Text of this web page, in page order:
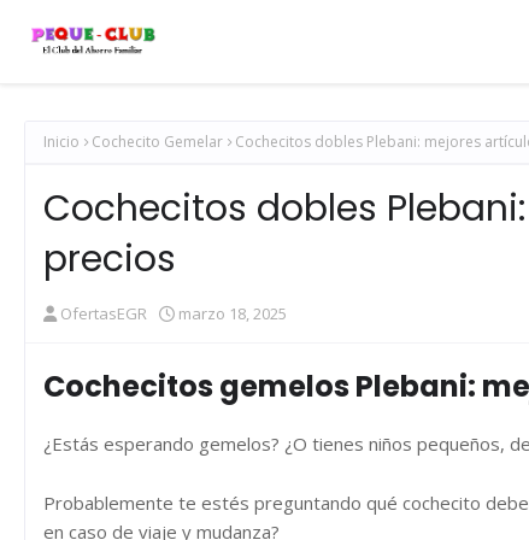
Inicio Cochecito Gemelar Cochecitos dobles Plebani: mejores
Cochecitos dobles
precios
OfertasEGR marzo 18, 2025
Cochecitos gemelos Plebani:
¿Estás esperando gemelos? ¿O tienes niños pequeños,
Probablemente te estés preguntando qué cochecito
en caso de viaje y mudanza?